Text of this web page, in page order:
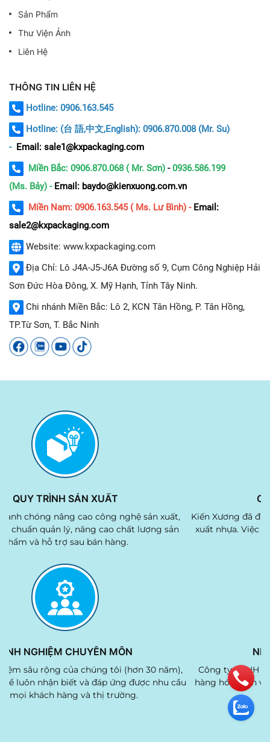
Sản Phẩm
Thư Viện Ảnh
Liên Hệ
THÔNG TIN LIÊN HỆ
Hotline: 0906.163.545
Hotline: (台 語,中文,English): 0906.870.008 (Mr. Su)
- Email: sale1@kxpackaging.com
Miền Bắc: 0906.870.068 ( Mr. Sơn) - 0936.586.199
(Ms. Bảy) - Email: baydo@kienxuong.com.vn
Miền Nam: 0906.163.545 ( Ms. Lư Bình) - Email:
sale2@kxpackaging.com
Website: www.kxpackaging.com
Địa Chỉ: Lô J4A-J5-J6A Đường số 9, Cụm Công Nghiệp Hải
Sơn Đức Hòa Đông, X. Mỹ Hạnh, Tỉnh Tây Ninh.
Chi nhánh Miền Bắc: Lô 2, KCN Tân Hồng, P. Tân Hồng,
TP.Từ Sơn, T. Bắc Ninh
ĐỘI NGŨ NHÂN VIÊN
Kiến Xương sở hữu đội ngũ nhân viên lành
tạo bài bản, am hiểu, có trình độ chuyên
kỹ thuật, chuyên môn và quản lý.
MẪU MÃ ĐA DẠNG
hình dạng, kích cỡ và thiết kế đặc biệt,
khúc thị trường và nhu cầu của khách
hàng.
Chúng tôi
nâng cao tiêu
Nhờ kinh
chúng tôi có thể
của